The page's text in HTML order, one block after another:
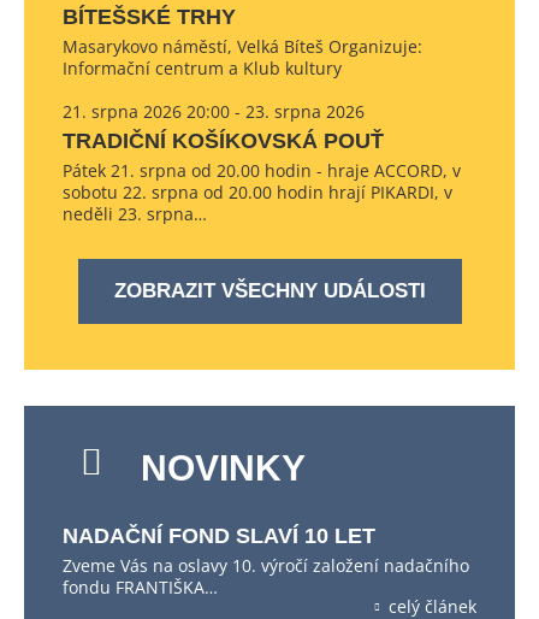
BÍTEŠSKÉ TRHY
Masarykovo náměstí, Velká Bíteš Organizuje:
Informační centrum a Klub kultury
21. srpna 2026 20:00 - 23. srpna 2026
TRADIČNÍ KOŠÍKOVSKÁ POUŤ
Pátek 21. srpna od 20.00 hodin - hraje ACCORD, v
sobotu 22. srpna od 20.00 hodin hrají PIKARDI, v
neděli 23. srpna…
ZOBRAZIT VŠECHNY UDÁLOSTI
NOVINKY
NADAČNÍ FOND SLAVÍ 10 LET
Zveme Vás na oslavy 10. výročí založení nadačního
fondu FRANTIŠKA…
celý článek